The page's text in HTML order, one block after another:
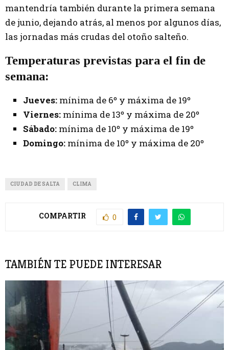
mantendría también durante la primera semana
de junio, dejando atrás, al menos por algunos días,
las jornadas más crudas del otoño salteño.
Temperaturas previstas para el fin de
semana:
Jueves: mínima de 6º y máxima de 19º
Viernes: mínima de 13º y máxima de 20º
Sábado: mínima de 10º y máxima de 19º
Domingo: mínima de 10º y máxima de 20º
CIUDAD DE SALTA CLIMA
COMPARTIR 0
TAMBIÉN TE PUEDE INTERESAR